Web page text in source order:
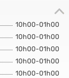
10h00-01h00
10h00-01h00
10h00-01h00
10h00-01h00
10h00-01h00